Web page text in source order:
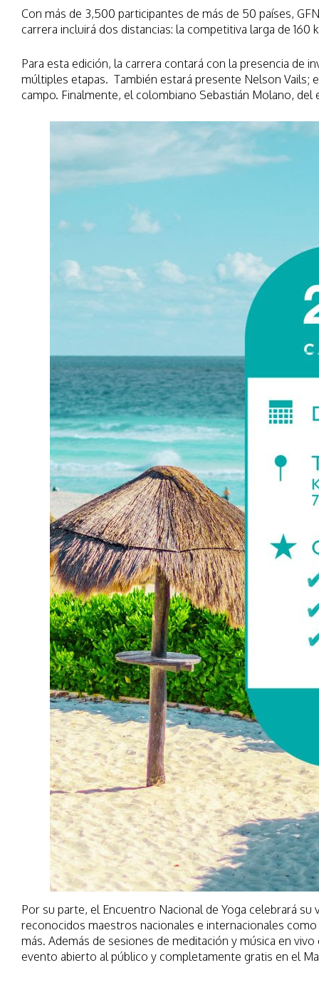
Con más de 3,500 participantes de más de 50 países,
carrera incluirá dos distancias: la competitiva larga de
Para esta edición, la carrera contará con la presencia de
múltiples etapas. También estará presente Nelson Vails;
campo. Finalmente, el colombiano Sebastián Molano,
Por su parte, el Encuentro Nacional de Yoga celebrará su
reconocidos maestros nacionales e internacionales
más. Además de sesiones de meditación y música en
evento abierto al público y completamente gratis en el